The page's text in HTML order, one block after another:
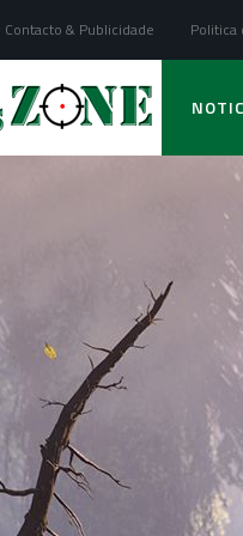
Contacto & Publicidade Politica